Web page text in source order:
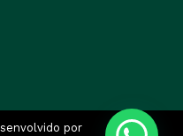
por